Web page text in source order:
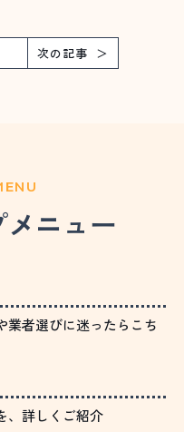
次の記事
ニュー
業者選びに迷ったらこち
、詳しくご紹介